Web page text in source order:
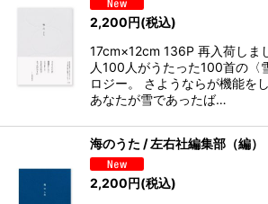
2,200円(税込)
17cm×12cm 136P 再入荷しま
人100人がうたった100首の〈
ロジー。 さようならが機能を
あなたが雪であったば…
海のうた / 左右社編集部（編）
2,200円(税込)